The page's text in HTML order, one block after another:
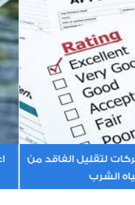
لتقليل الفاقد من
الشرب